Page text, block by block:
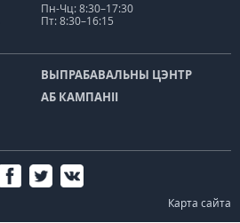
Пн-Чц: 8:30–17:30
Пт: 8:30–16:15
ВЫПРАБАВАЛЬНЫ ЦЭНТР
АБ КАМПАНІІ
Карта сайта